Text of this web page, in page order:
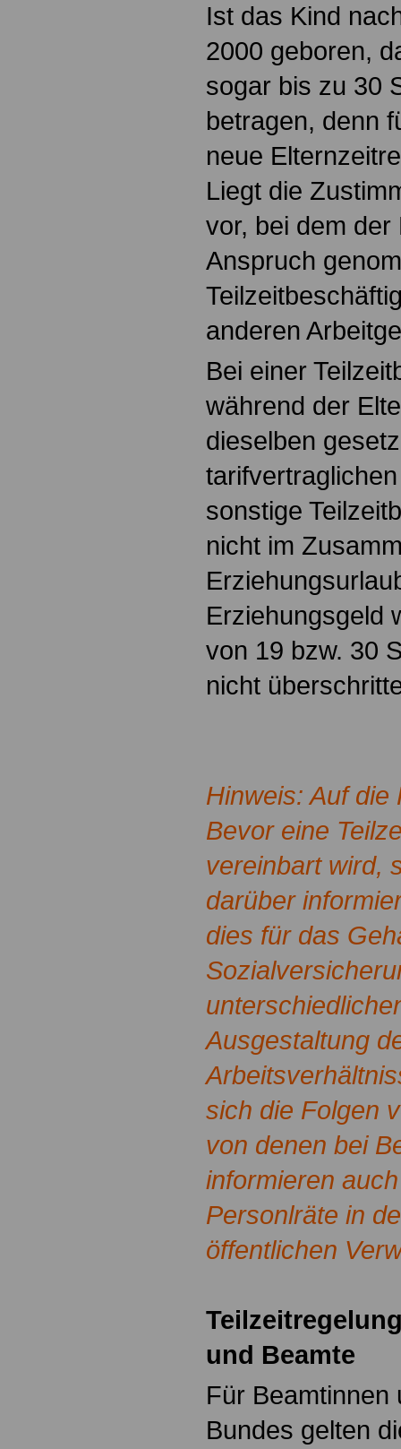
Ist das Kind
2000 geboren,
sogar bis zu 30
betragen, denn
neue
Liegt die
vor, bei dem
Anspruch
anderen
Bei einer
während der
dieselben
sonstige
nicht im
Erziehungsgeld
von 19 bzw. 30
nicht
Hinweis: Auf die
Bevor eine
vereinbart wird,
darüber
dies für das
Ausgestaltung
sich die Folgen
von denen bei
informieren
Personlräte in
öffentlichen
und Beamte
Für Beamtinnen
Bundes gelten